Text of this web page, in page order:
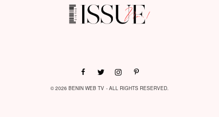
© 2026 BENIN WEB TV - ALL RIGHTS RESERVED.